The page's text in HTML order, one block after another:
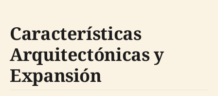
Características
Arquitectónicas y
Expansión